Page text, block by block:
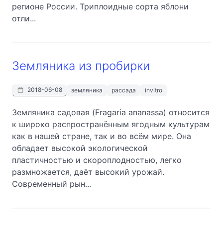
регионе России. Триплоидные сорта яблони
отли...
Земляника из пробирки
2018-06-08 земляника рассада invitro
Земляника садовая (Fragaria ananassa) относится
к широко распространённым ягодным культурам
как в нашей стране, так и во всём мире. Она
обладает высокой экологической
пластичностью и скороплодностью, легко
размножается, даёт высокий урожай.
Современный рын...